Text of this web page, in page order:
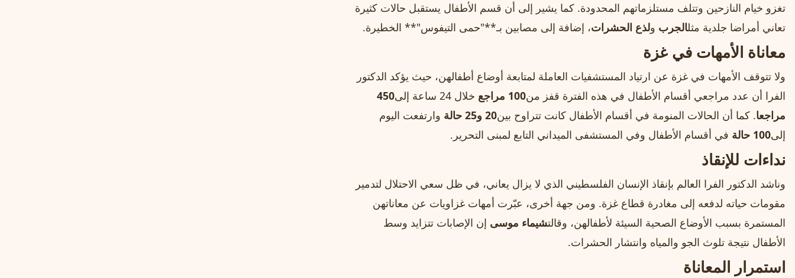
تغزو خيام النازحين وتتلف مستلزماتهم المحدودة. كما يشير إلى أن قسم الأطفال يستقبل حالات كثيرة
تعاني أمراضا جلدية مثلالجرب ولذع الحشرات، إضافة إلى مصابين بـ**"حمى التيفوس"** الخطيرة.
معاناة الأمهات في غزة
ولا تتوقف الأمهات في غزة عن ارتياد المستشفيات العاملة لمتابعة أوضاع أطفالهن، حيث يؤكد الدكتور
الفرا أن عدد مراجعي أقسام الأطفال في هذه الفترة قفز من100 مراجع خلال 24 ساعة إلى
450
مراجعا. كما أن الحالات المنومة في أقسام الأطفال كانت تتراوح بين20 و25 حالة
وارتفعت اليوم
إلى100 حالة في أقسام الأطفال وفي المستشفى الميداني التابع لمبنى التحرير.
نداءات للإنقاذ
وناشد الدكتور الفرا العالم بإنقاذ الإنسان الفلسطيني الذي لا يزال يعاني، في ظل سعي الاحتلال لتدمير
مقومات حياته لدفعه إلى مغادرة قطاع غزة. ومن جهة أخرى، عبّرت أمهات غزاويات عن معاناتهن
المستمرة بسبب الأوضاع الصحية السيئة لأطفالهن، وقالتشيماء موسى إن الإصابات تتزايد وسط
الأطفال نتيجة تلوث الجو والمياه وانتشار الحشرات.
استمرار المعاناة